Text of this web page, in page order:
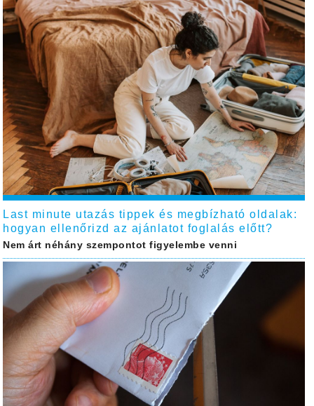
Last minute utazás tippek és megbízható oldalak:
hogyan ellenőrizd az ajánlatot foglalás előtt?
Nem árt néhány szempontot figyelembe venni